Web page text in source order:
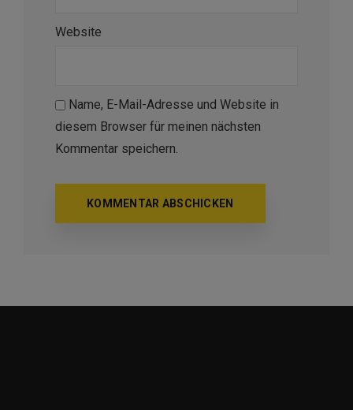
Website
Name, E-Mail-Adresse und Website in
diesem Browser für meinen nächsten
Kommentar speichern.